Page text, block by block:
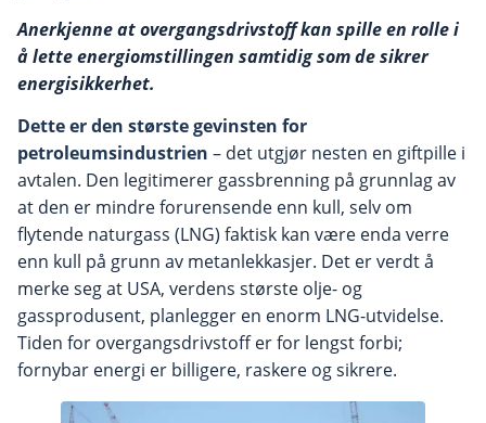
Anerkjenne at overgangsdrivstoff kan spille en rolle i
å lette energiomstillingen samtidig som de sikrer
energisikkerhet.
Dette er den største gevinsten for
petroleumsindustrien – det utgjør nesten en giftpille i
avtalen. Den legitimerer gassbrenning på grunnlag av
at den er mindre forurensende enn kull, selv om
flytende naturgass (LNG) faktisk kan være enda verre
enn kull på grunn av metanlekkasjer. Det er verdt å
merke seg at USA, verdens største olje- og
gassprodusent, planlegger en enorm LNG-utvidelse.
Tiden for overgangsdrivstoff er for lengst forbi;
fornybar energi er billigere, raskere og sikrere.